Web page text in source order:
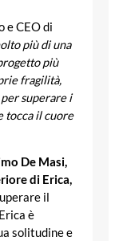
e CEO di
più di una
più
fragilità,
superare i
tocca il cuore
De Masi,
di Erica,
il
è
solitudine e